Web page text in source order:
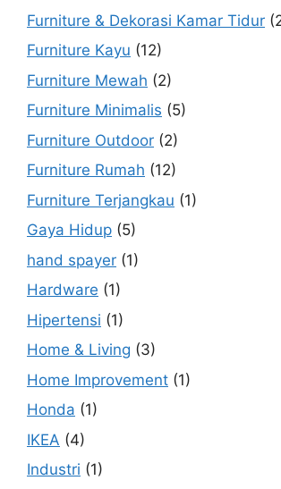
Furniture & Dekorasi Kamar Tidur
Furniture Kayu (12)
Furniture Mewah (2)
Furniture Minimalis (5)
Furniture Outdoor (2)
Furniture Rumah (12)
Furniture Terjangkau (1)
Gaya Hidup (5)
hand spayer (1)
Hardware (1)
Hipertensi (1)
Home & Living (3)
Home Improvement (1)
Honda (1)
IKEA (4)
Industri (1)